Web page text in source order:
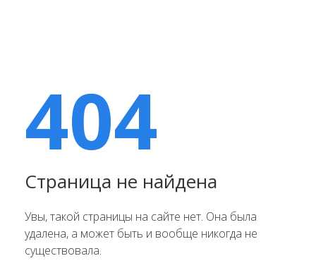
404
Страница не найдена
Увы, такой страницы на сайте нет. Она была
удалена, а может быть и вообще никогда не
существовала.